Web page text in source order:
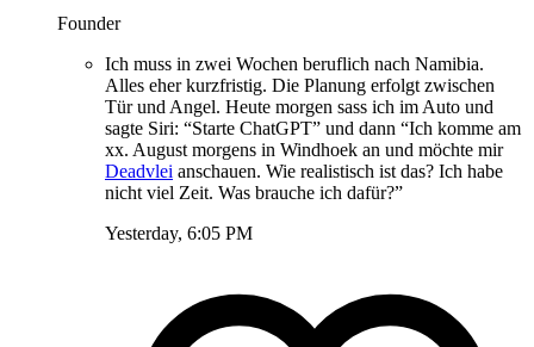
Founder
Ich muss in zwei Wochen beruflich nach Namibia.
Alles eher kurzfristig. Die Planung erfolgt zwischen
Tür und Angel. Heute morgen sass ich im Auto und
sagte Siri: “Starte ChatGPT” und dann “Ich komme am
xx. August morgens in Windhoek an und möchte mir
Deadvlei anschauen. Wie realistisch ist das? Ich habe
nicht viel Zeit. Was brauche ich dafür?”
Yesterday, 6:05 PM